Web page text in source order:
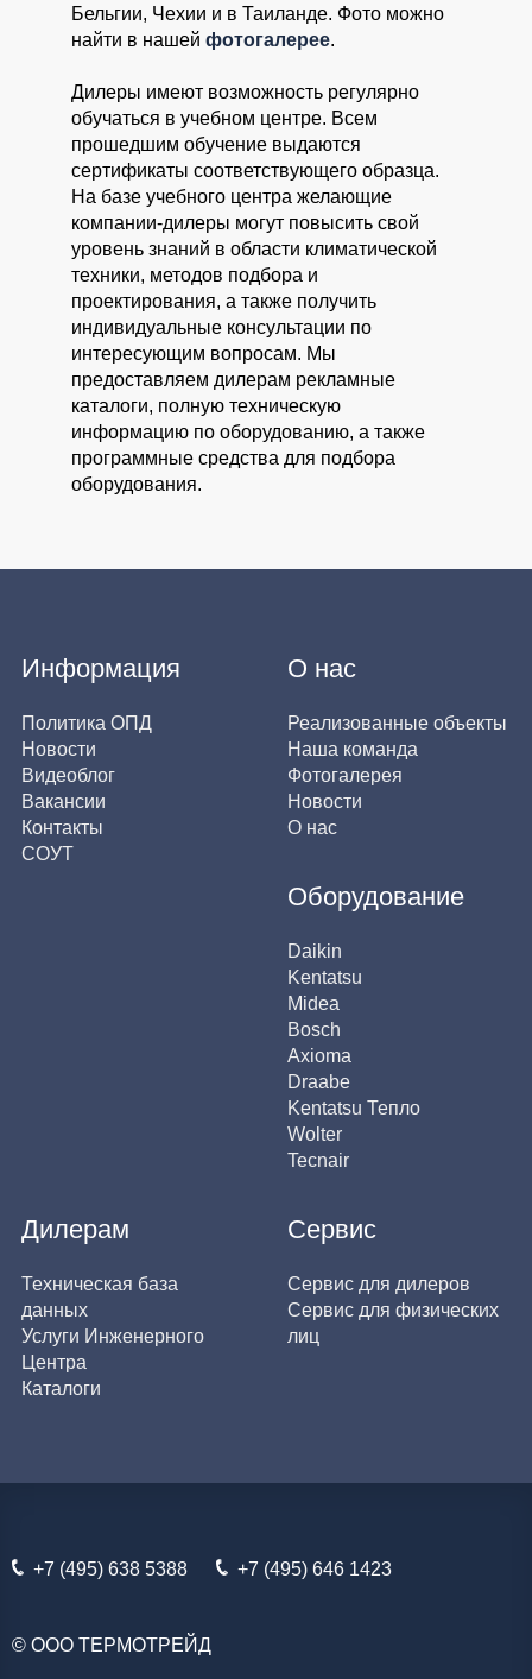
Бельгии, Чехии и в Таиланде. Фото можно
найти в нашей фотогалерее.
Дилеры имеют возможность регулярно
обучаться в учебном центре. Всем
прошедшим обучение выдаются
сертификаты соответствующего образца.
На базе учебного центра желающие
компании-дилеры могут повысить свой
уровень знаний в области климатической
техники, методов подбора и
проектирования, а также получить
индивидуальные консультации по
интересующим вопросам. Мы
предоставляем дилерам рекламные
каталоги, полную техническую
информацию по оборудованию, а также
программные средства для подбора
оборудования.
Информация
Политика ОПД
Новости
Видеоблог
Вакансии
Контакты
СОУТ
О нас
Реализованные объекты
Наша команда
Фотогалерея
Новости
О нас
Оборудование
Daikin
Kentatsu
Midea
Bosch
Axioma
Draabe
Kentatsu Тепло
Wolter
Tecnair
Дилерам
Техническая база
данных
Услуги Инженерного
Центра
Каталоги
Сервис
Сервис для дилеров
Сервис для физических
лиц
+7 (495) 638 5388 +7 (495) 646 1423
© ООО ТЕРМОТРЕЙД